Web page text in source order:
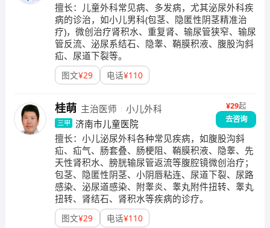
擅长： 儿童外科常见病、多发病，尤其泌尿外科疾
病的诊治，如小儿男科(包茎、隐匿性阴茎精准治
疗)，微创治疗肾积水、重复肾、输尿管狭窄、输尿
管反流、泌尿系结石、隐睾、鞘膜积液、腹股沟斜
疝、尿道下裂等。
图文¥29 电话¥110
桂萌 主治医师 小儿外科
三甲 济南市儿童医院
¥29起
去咨询
擅长：小儿泌尿外科各种常见疾病，如腹股沟斜
疝、疝气、肠套叠、肠梗阻、鞘膜积液、隐睾、先
天性肾积水、膀胱输尿管返流等腹腔镜微创治疗；
包茎、隐匿性阴茎、小阴唇粘连、尿道下裂、尿路
感染、泌尿道感染、附睾炎、睾丸附件扭转、睾丸
扭转、肾结石、肾积水等疾病的诊疗。
图文¥29 电话¥110